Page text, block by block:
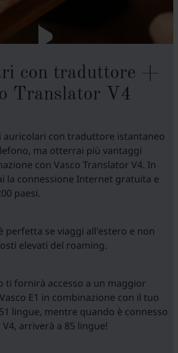
con traduttore +
Translator V4
auricolari con traduttore istantaneo
ma otterrai più vantaggi
con Vasco Translator V4. In
la connessione Internet gratuita e
paesi.
perfetta se viaggi all'estero e non
elevati del roaming.
ti fornirà accesso a un maggior
E1 in combinazione con il tuo
lingue, mentre quando è connesso
arriverà a 85 lingue!